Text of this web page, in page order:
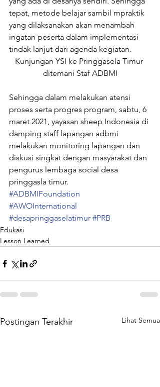
tepat, metode belajar sambil mpraktik
yang dilaksanakan akan menambah
ingatan peserta dalam implementasi
tindak lanjut dari agenda kegiatan.
Kunjungan YSI ke Pringgasela Timur
ditemani Staf ADBMI
Sehingga dalam melakukan atensi
proses serta progres program, sabtu, 6
maret 2021, yayasan sheep Indonesia di
damping staff lapangan adbmi
melakukan monitoring lapangan dan
diskusi singkat dengan masyarakat dan
pengurus lembaga social desa
pringgasla timur.
#ADBMIFoundation
#AWOInternational
#desapringgaselatimur #PRB
Edukasi
Lesson Learned
Postingan Terakhir Lihat Semua